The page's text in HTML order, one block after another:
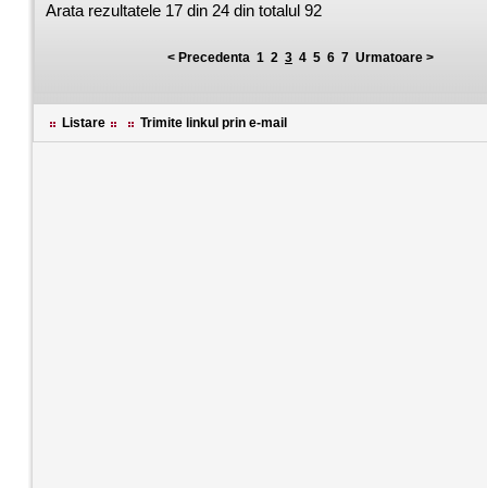
Arata rezultatele 17 din 24 din totalul 92
< Precedenta 1 2 3 4 5 6 7 Urmatoare >
Listare Trimite linkul prin e-mail